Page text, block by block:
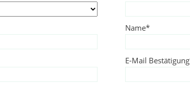
Name
E-Mail Bestätigung